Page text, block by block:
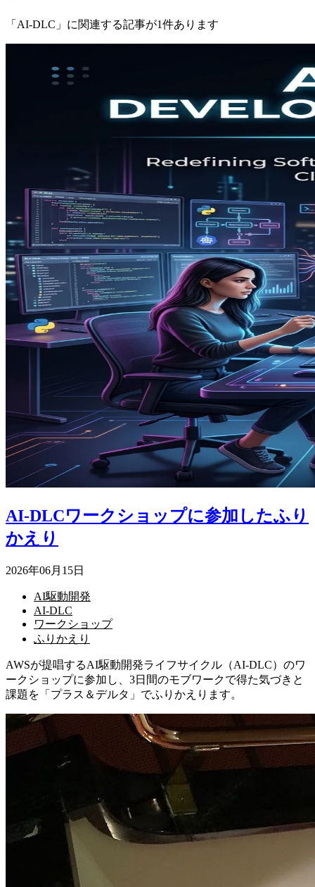
「 AI-DLC 」に関連する記事が1件あります
AI-DLCワークショップに参加したふり
かえり
2026年06月15日
AI駆動開発
AI-DLC
ワークショップ
ふりかえり
AWSが提唱するAI駆動開発ライフサイクル（AI-DLC）のワ
ークショップに参加し、3日間のモブワークで得た気づきと
課題を「プラス＆デルタ」でふりかえります。